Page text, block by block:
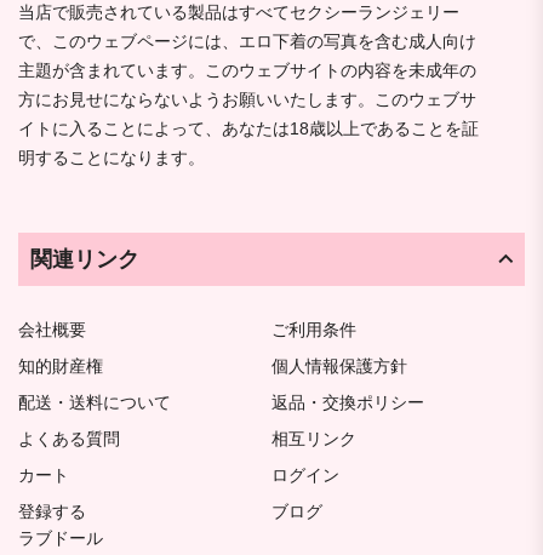
当店で販売されている製品はすべてセクシーランジェリー
で、このウェブページには、エロ下着の写真を含む成人向け
主題が含まれています。このウェブサイトの内容を未成年の
方にお見せにならないようお願いいたします。このウェブサ
イトに入ることによって、あなたは18歳以上であることを証
明することになります。
関連リンク
会社概要
ご利用条件
知的財産権
個人情報保護方針
配送・送料について
返品・交換ポリシー
よくある質問
相互リンク
カート
ログイン
登録する
ブログ
ラブドール